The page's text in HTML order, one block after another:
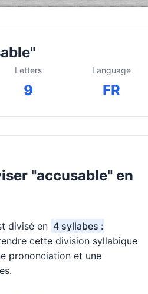
Letters
9
Language
FR
"accusable" en
divisé en 4 syllabes :
cette division syllabique
prononciation et une